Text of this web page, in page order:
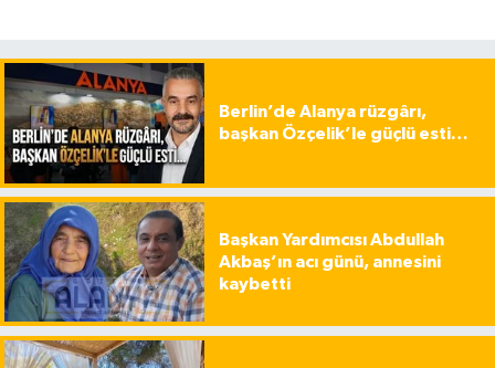
Berlin’de Alanya rüzgârı,
başkan Özçelik’le güçlü esti…
Başkan Yardımcısı Abdullah
Akbaş’ın acı günü, annesini
kaybetti